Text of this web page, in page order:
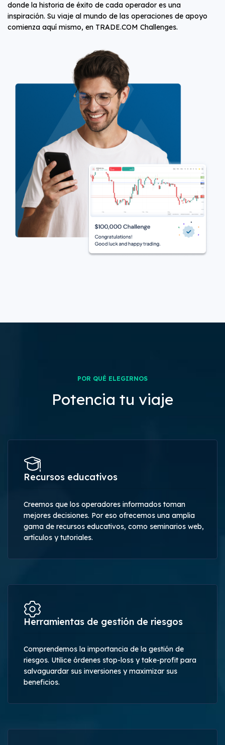
donde la historia de éxito de cada operador es una
inspiración. Su viaje al mundo de las operaciones de apoyo
comienza aquí mismo, en TRADE.COM Challenges.
POR QUÉ ELEGIRNOS
Potencia tu viaje
Recursos educativos
Creemos que los operadores informados toman
mejores decisiones. Por eso ofrecemos una amplia
gama de recursos educativos, como seminarios web,
artículos y tutoriales.
Herramientas de gestión de riesgos
Comprendemos la importancia de la gestión de
riesgos. Utilice órdenes stop-loss y take-profit para
salvaguardar sus inversiones y maximizar sus
beneficios.